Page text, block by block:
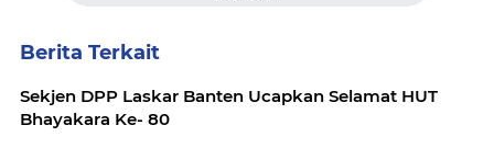
Berita Terkait
Sekjen DPP Laskar Banten Ucapkan Selamat HUT
Bhayakara Ke- 80